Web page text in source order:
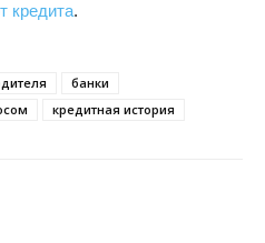
кредита.
банки
кредитная история